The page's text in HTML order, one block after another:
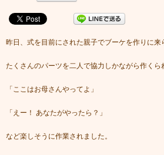
昨日、式を目前にされた親子でブーケを作りに来
たくさんのパーツを二人で協力しかながら作くら
「ここはお母さんやってよ」
「えー！ あなたがやったら？」
など楽しそうに作業されました。